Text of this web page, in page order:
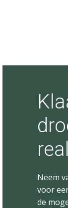
Neem
voor
de